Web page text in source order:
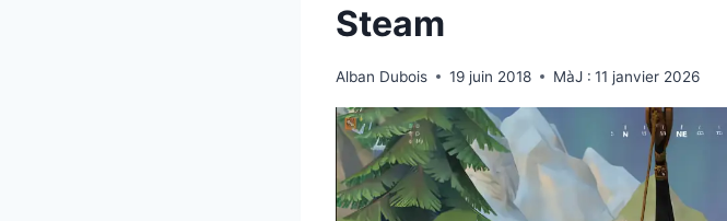
Steam
Alban Dubois 19 juin 2018 MàJ : 11 janvier 2026